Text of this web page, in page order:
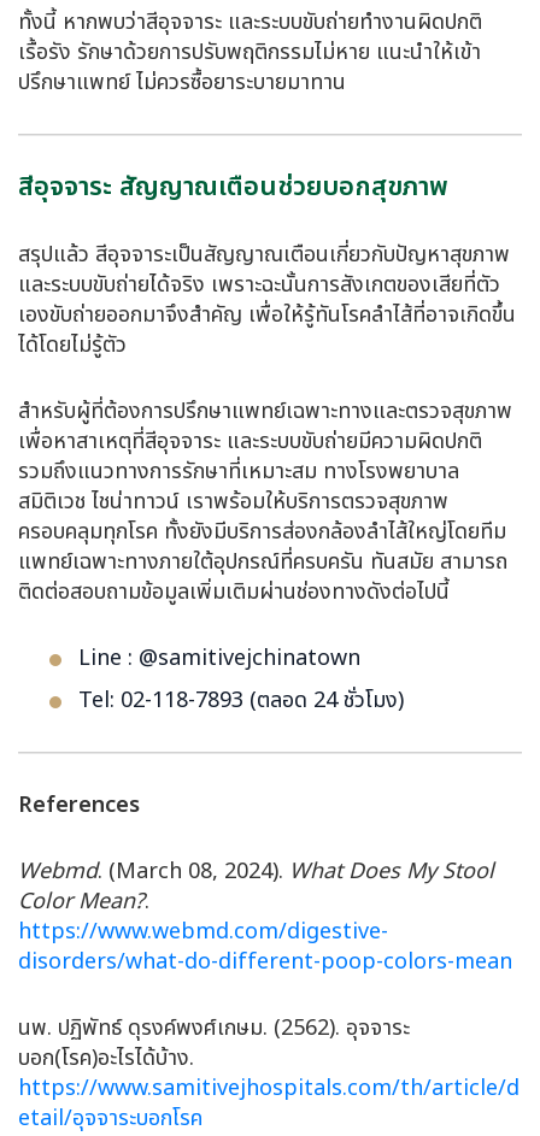
ทั้งนี้ หากพบว่าสีอุจจาระ และระบบขับถ่ายทำงานผิดปกติ
เรื้อรัง รักษาด้วยการปรับพฤติกรรมไม่หาย แนะนำให้เข้า
ปรึกษาแพทย์ ไม่ควรซื้อยาระบายมาทาน
สีอุจจาระ สัญญาณเตือนช่วยบอกสุขภาพ
สรุปแล้ว สีอุจจาระเป็นสัญญาณเตือนเกี่ยวกับปัญหาสุขภาพ
และระบบขับถ่ายได้จริง เพราะฉะนั้นการสังเกตของเสียที่ตัว
เองขับถ่ายออกมาจึงสำคัญ เพื่อให้รู้ทันโรคลำไส้ที่อาจเกิดขึ้น
ได้โดยไม่รู้ตัว
สำหรับผู้ที่ต้องการปรึกษาแพทย์เฉพาะทางและตรวจสุขภาพ
เพื่อหาสาเหตุที่สีอุจจาระ และระบบขับถ่ายมีความผิดปกติ
รวมถึงแนวทางการรักษาที่เหมาะสม ทางโรงพยาบาล
สมิติเวช ไชน่าทาวน์ เราพร้อมให้บริการตรวจสุขภาพ
ครอบคลุมทุกโรค ทั้งยังมีบริการส่องกล้องลำไส้ใหญ่โดยทีม
แพทย์เฉพาะทางภายใต้อุปกรณ์ที่ครบครัน ทันสมัย สามารถ
ติดต่อสอบถามข้อมูลเพิ่มเติมผ่านช่องทางดังต่อไปนี้
Line : @samitivejchinatown
Tel: 02-118-7893 (ตลอด 24 ชั่วโมง)
References
Webmd. (March 08, 2024). What Does My Stool
Color Mean?.
https://www.webmd.com/digestive-
disorders/what-do-different-poop-colors-mean
นพ. ปฏิพัทธ์ ดุรงค์พงศ์เกษม. (2562). อุจจาระ
บอก(โรค)อะไรได้บ้าง.
https://www.samitivejhospitals.com/th/article/d
etail/อุจจาระบอกโรค